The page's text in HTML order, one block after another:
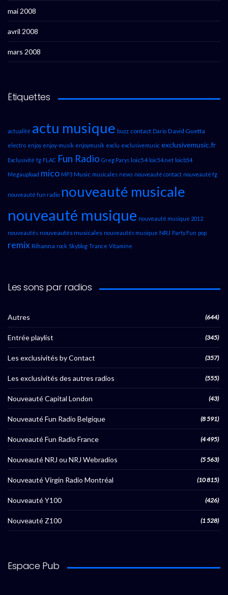
mai 2008
avril 2008
mars 2008
Étiquettes
actualité actu musique buzz contact Dario David Guetta
electro enjoy enjoy-musik enjoymusik exclu exclusivemusic exclusivemusic.fr
Exclusivité fg FLAC Fun Radio Greg Parys loic54 loic54.net loicb54
Megaupload mico MP3 Music musicales news nouveauté contact nouveauté fg
nouveauté fun radio nouveauté musicale
nouveauté musique nouveauté musique 2012
nouveautés nouveautés musicales nouveautés musique NRJ Party Fun pop
remix Rihanna rock Skyblog Trance Vitamine
Les sons par radios
Autres (644)
Entrée playlist (345)
Les exclusivités by Contact (357)
Les exclusivités des autres radios (555)
Nouveauté Capital London (43)
Nouveauté Fun Radio Belgique (8 591)
Nouveauté Fun Radio France (4 495)
Nouveauté NRJ ou NRJ Webradios (5 563)
Nouveauté Virgin Radio Montréal (10 815)
Nouveauté Y100 (426)
Nouveauté Z100 (1 528)
Espace Pub